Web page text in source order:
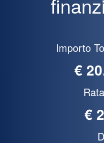
Importo
€
€